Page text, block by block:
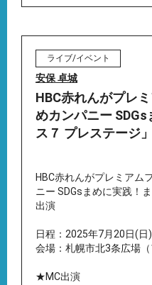
ライブ/イベント
安保 卓城
HBC赤れんがプレ
めカンパニー
ス７ プレステージ
HBC赤れんがプレミアム
ニー SDGsまめに実践！
出演
日程：2025年7月20日(日
会場：札幌市北3条広場（
★MC出演